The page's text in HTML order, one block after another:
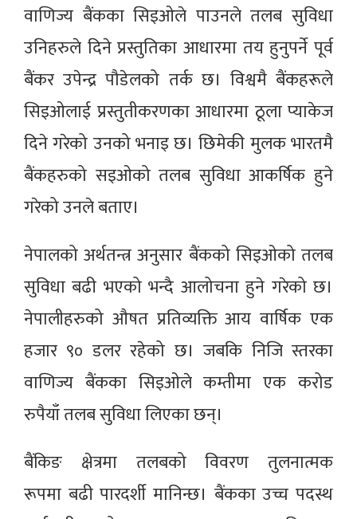
वाणिज्य बैंकका सिइओले पाउनले तलब सुविधा
उनिहरुले दिने प्रस्तुतिका आधारमा तय हुनुपर्ने पूर्व
बैंकर उपेन्द्र पौडेलको तर्क छ। विश्वमै बैंकहरूले
सिइओलाई प्रस्तुतीकरणका आधारमा ठूला प्याकेज
दिने गरेको उनको भनाइ छ। छिमेकी मुलक भारतमै
बैंकहरुको सइओको तलब सुविधा आकर्षिक हुने
गरेको उनले बताए।
नेपालको अर्थतन्त्र अनुसार बैंकको सिइओको तलब
सुविधा बढी भएको भन्दै आलोचना हुने गरेको छ।
नेपालीहरुको औषत प्रतिव्यक्ति आय वार्षिक एक
हजार ९० डलर रहेको छ। जबकि निजि स्तरका
वाणिज्य बैंकका सिइओले कम्तीमा एक करोड
रुपैयाँ तलब सुविधा लिएका छन्।
बैंकिङ क्षेत्रमा तलबको विवरण तुलनात्मक
रूपमा बढी पारदर्शी मानिन्छ। बैंकका उच्च पदस्थ